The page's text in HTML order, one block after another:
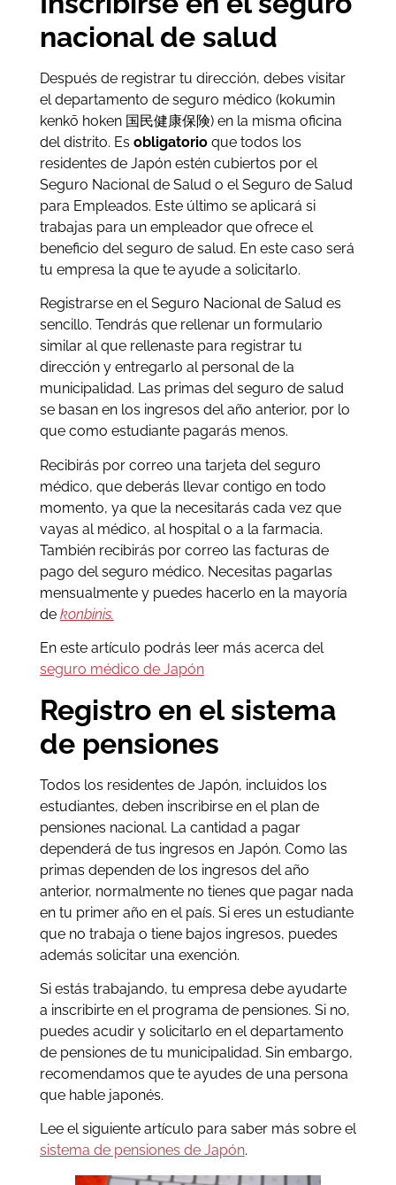
nacional de salud
Después de registrar tu dirección, debes visitar
el departamento de seguro médico (kokumin
kenkō hoken 国民健康保険) en la misma oficina
del distrito. Es obligatorioque todos los
residentes de Japón estén cubiertos por el
Seguro Nacional de Salud o el Seguro de Salud
para Empleados. Este último se aplicará si
trabajas para un empleador que ofrece el
beneficio del seguro de salud. En este caso será
tu empresa la que te ayude a solicitarlo.
Registrarse en el Seguro Nacional de Salud es
sencillo. Tendrás que rellenar un formulario
similar al que rellenaste para registrar tu
dirección y entregarlo al personal de la
municipalidad. Las primas del seguro de salud
se basan en los ingresos del año anterior, por lo
que como estudiante pagarás menos.
Recibirás por correo una tarjeta del seguro
médico, que deberás llevar contigo en todo
momento, ya que la necesitarás cada vez que
vayas al médico, al hospital o a la farmacia.
También recibirás por correo las facturas de
pago del seguro médico. Necesitas pagarlas
mensualmente y puedes hacerlo en la mayoría
de konbinis.
En este artículo podrás leer más acerca del
seguro médico de Japón
Registro en el sistema
de pensiones
Todos los residentes de Japón, incluidos los
estudiantes, deben inscribirse en el plan de
pensiones nacional. La cantidad a pagar
dependerá de tus ingresos en Japón. Como las
primas dependen de los ingresos del año
anterior, normalmente no tienes que pagar nada
en tu primer año en el país. Si eres un estudiante
que no trabaja o tiene bajos ingresos, puedes
además solicitar una exención.
Si estás trabajando, tu empresa debe ayudarte
a inscribirte en el programa de pensiones. Si no,
puedes acudir y solicitarlo en el departamento
de pensiones de tu municipalidad. Sin embargo,
recomendamos que te ayudes de una persona
que hable japonés.
Lee el siguiente artículo para saber más sobre el
sistema de pensiones de Japón.